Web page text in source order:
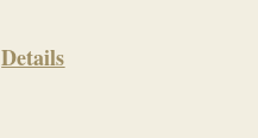
Details